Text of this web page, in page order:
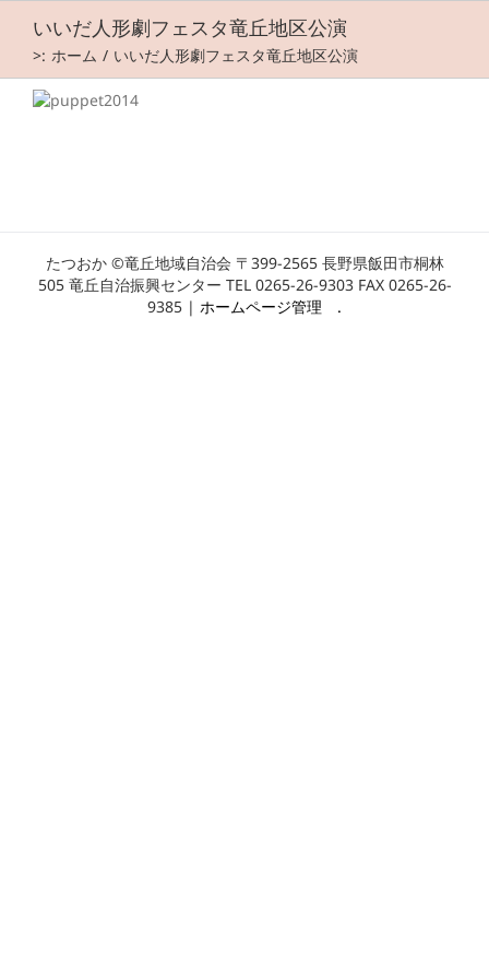
content
いいだ人形劇フェスタ竜丘地区公演
>: ホーム いいだ人形劇フェスタ竜丘地区公演
たつおか ©竜丘地域自治会 〒399-2565 長野県飯田市桐林
505 竜丘自治振興センター TEL 0265-26-9303 FAX 0265-26-
9385 | ホームページ管理 .